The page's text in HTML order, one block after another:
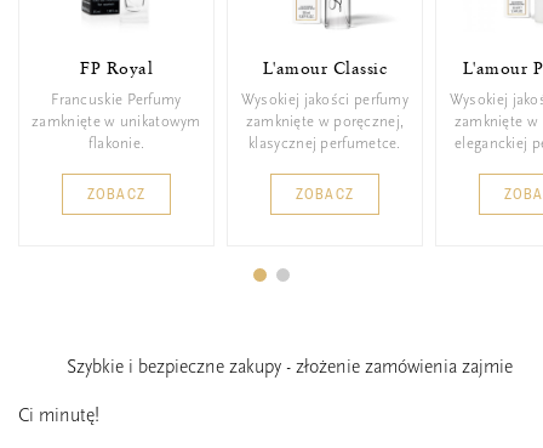
FP Royal
Francuskie Perfumy
zamknięte w unikatowym
flakonie.
ZOBACZ
L'amour Classic
Wysokiej jakości perfumy
zamknięte w poręcznej,
klasycznej perfumetce.
ZOBACZ
L'amour
Wysokiej
zamknięte w
eleganckiej
Szybkie i bezpieczne zakupy - złożenie zamówienia zajmie
Ci minutę!